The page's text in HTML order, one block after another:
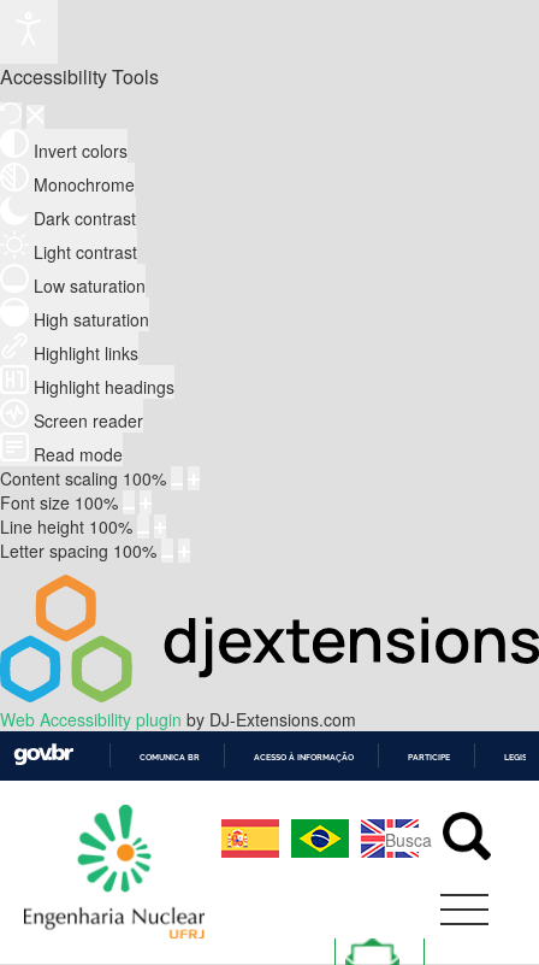
Accessibility Tools
Invert colors
Monochrome
Dark contrast
Light contrast
Low saturation
High saturation
Highlight links
Highlight headings
Screen reader
Read mode
Content scaling 100%
Font size 100%
Line height 100%
Letter spacing 100%
Web Accessibility plugin by DJ-Extensions.com
CONTEÚDO
COMUNICA BR ACESSO À INFORMAÇÃO PARTICIPE